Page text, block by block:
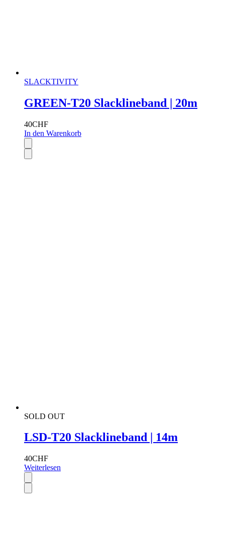
SLACKTIVITY
GREEN-T20 Slacklineband | 20m
40CHF
In den Warenkorb
SOLD OUT
LSD-T20 Slacklineband | 14m
40CHF
Weiterlesen